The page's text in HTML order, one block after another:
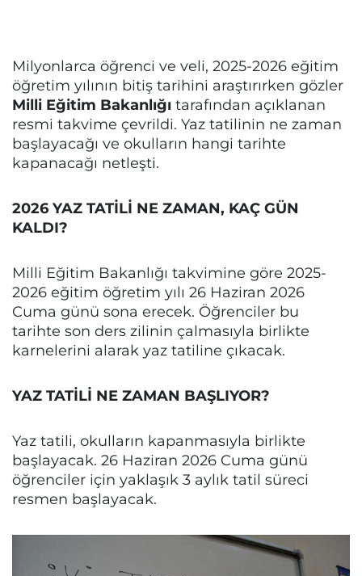
Milyonlarca öğrenci ve veli, 2025-2026 eğitim
öğretim yılının bitiş tarihini araştırırken gözler
Milli Eğitim Bakanlığı tarafından açıklanan
resmi takvime çevrildi. Yaz tatilinin ne zaman
başlayacağı ve okulların hangi tarihte
kapanacağı netleşti.
2026 YAZ TATİLİ NE ZAMAN, KAÇ GÜN
KALDI?
Milli Eğitim Bakanlığı takvimine göre 2025-
2026 eğitim öğretim yılı 26 Haziran 2026
Cuma günü sona erecek. Öğrenciler bu
tarihte son ders zilinin çalmasıyla birlikte
karnelerini alarak yaz tatiline çıkacak.
YAZ TATİLİ NE ZAMAN BAŞLIYOR?
Yaz tatili, okulların kapanmasıyla birlikte
başlayacak. 26 Haziran 2026 Cuma günü
öğrenciler için yaklaşık 3 aylık tatil süreci
resmen başlayacak.